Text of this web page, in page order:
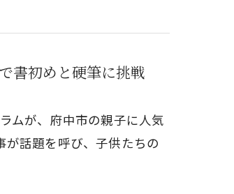
書初めと硬筆に挑戦
ムが、府中市の親子に人気
話題を呼び、子供たちの